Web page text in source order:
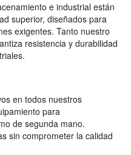
e industrial están
superior, diseñados para
exigentes. Tanto nuestro
resistencia y durabilidad
en todos nuestros
para
de segunda mano.
sin comprometer la calidad